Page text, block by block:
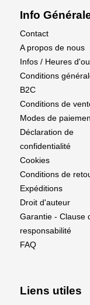
Info
Contact
A propos de nous
Infos / Heures
Conditions
B2C
Conditions de
Modes de
Déclaration de
confidentialité
Cookies
Conditions de
Expéditions
Droit d'auteur
Garantie - Clause
responsabilité
FAQ
Liens utiles